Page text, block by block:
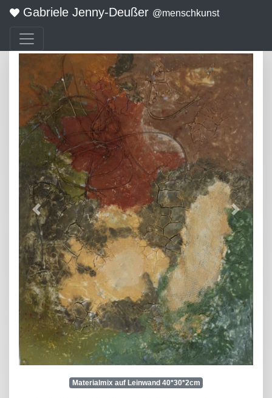
Gabriele Jenny-Deußer @menschkunst
Materialmix auf Leinwand 40*30*2cm